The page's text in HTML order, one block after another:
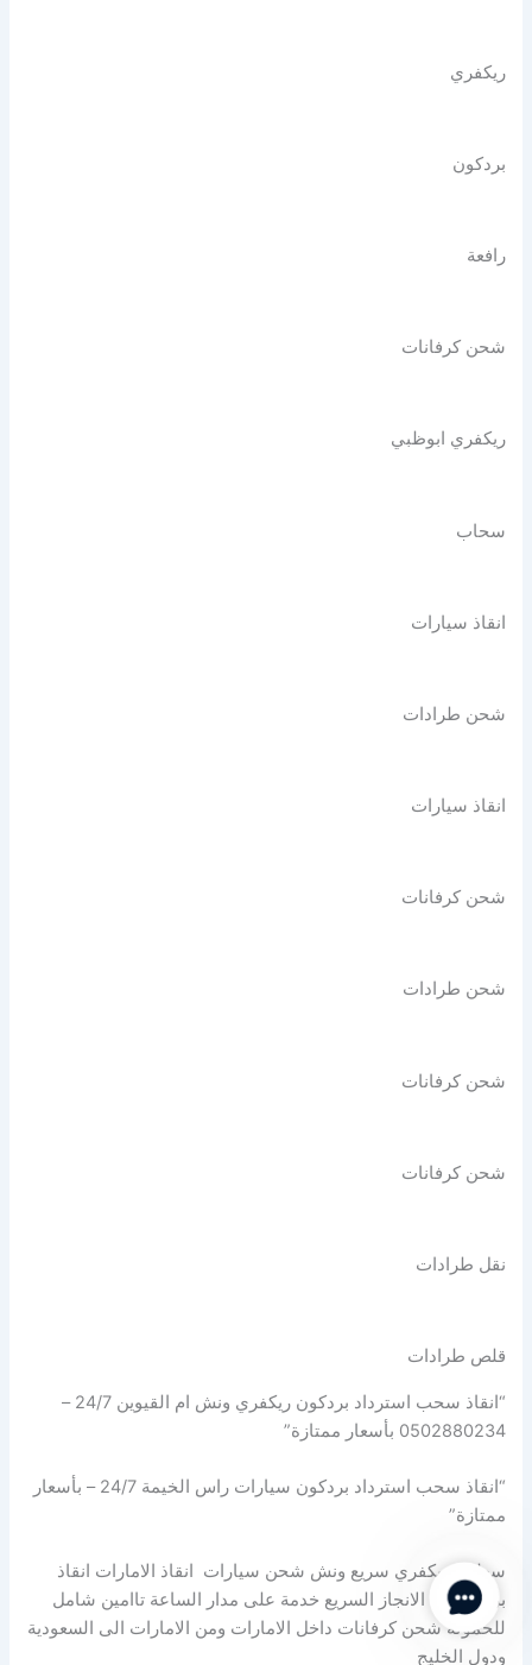
ريكفري
بردكون
رافعة
شحن كرفانات
ريكفري ابوظبي
سحاب
انقاذ سيارات
شحن طرادات
انقاذ سيارات
شحن كرفانات
شحن طرادات
شحن كرفانات
شحن كرفانات
نقل طرادات
قلص طرادات
“انقاذ سحب استرداد بردكون ريكفري ونش ام القيوين 24/7 –
0502880234 بأسعار ممتازة”
“انقاذ سحب استرداد بردكون سيارات راس الخيمة 24/7 – بأسعار
ممتازة”
سطحة ريكفري سريع ونش شحن سيارات انقاذ الامارات انقاذ
بري شركة الانجاز السريع خدمة على مدار الساعة تاامين شامل
للحمولة شحن كرفانات داخل الامارات ومن الامارات الى السعودية
ودول الخليج
Contact Us